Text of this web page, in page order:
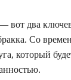
вот два
Со
который